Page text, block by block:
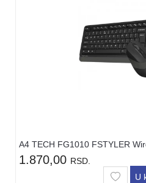
A4 TECH FG1010 FSTYLER
1.870,00 RSD.
U